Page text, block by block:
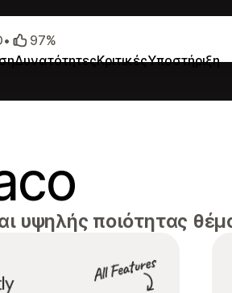
ΔυνατότητεςΚριτικέςΥποστήριξη
• 97%
υψηλής ποιότητας